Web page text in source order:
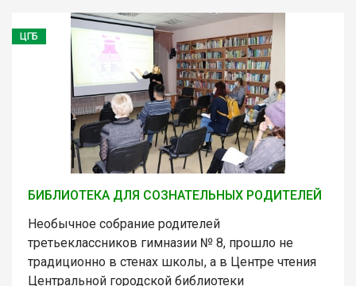
ЦГБ
БИБЛИОТЕКА ДЛЯ СОЗНАТЕЛЬНЫХ РОДИТЕЛЕЙ
Необычное собрание родителей
третьеклассников гимназии № 8, прошло не
традиционно в стенах школы, а в Центре чтения
Центральной городской библиотеки